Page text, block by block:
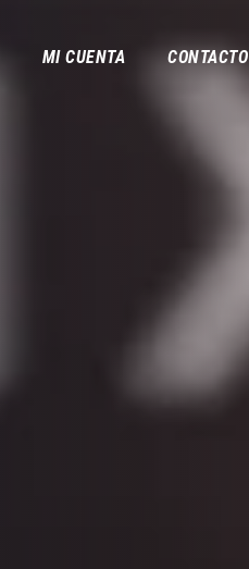
MI CUENTA CONTACTO